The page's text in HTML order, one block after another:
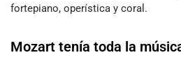
fortepiano, operística y coral.
Mozart tenía toda la